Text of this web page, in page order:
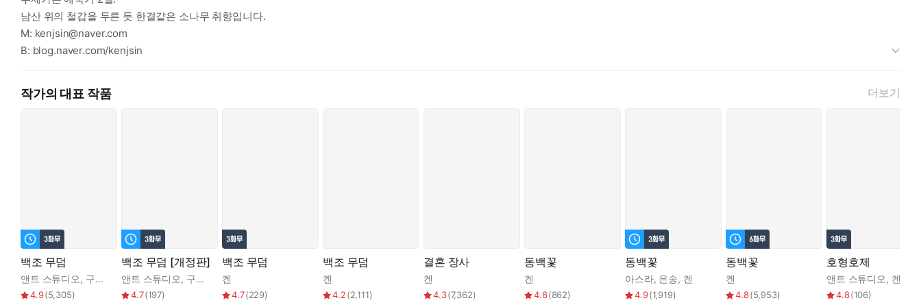
남산 위의 철갑을 두른 듯 한결같은 소나무 취향입니다.
M: kenjsin@naver.com
B: blog.naver.com/kenjsin
작가의 대표 작품 더보기
백조 무덤
앤트 스튜디오, 구물
4.9(5,305)
백조 무덤 [개정판]
앤트 스튜디오, 구물
4.7(197)
백조 무덤
켄
4.7(229)
백조 무덤
켄
4.2(2,111)
결혼 장사
켄
4.3(7,362)
동백꽃
켄
4.8(862)
동백꽃
아스라, 은송, 켄
4.9(1,919)
동백꽃
켄
4.8(5,953)
호형호제
앤트 스튜디오, 켄
4.8(106)